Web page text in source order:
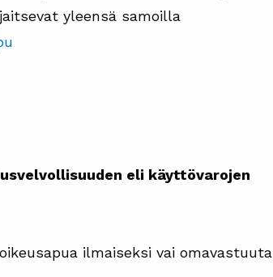
yleensä samoilla
eli käyttövarojen
ilmaiseksi vai omavastuuta